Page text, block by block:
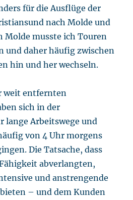
für die Ausflüge der
nach Molde und
Molde musste ich Touren
und daher häufig zwischen
hin und her wechseln.
weit entfernten
sich in der
lange Arbeitswege und
von 4 Uhr morgens
Die Tatsache, dass
abverlangten,
und anstrengende
– und dem Kunden